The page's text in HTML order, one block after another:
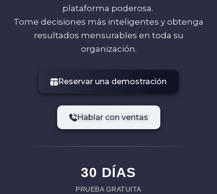
plataforma poderosa.
Tome decisiones más inteligentes y obtenga
resultados mensurables en toda su
organización.
Reservar una demostración
Hablar con ventas
30 DÍAS
PRUEBA GRATUITA